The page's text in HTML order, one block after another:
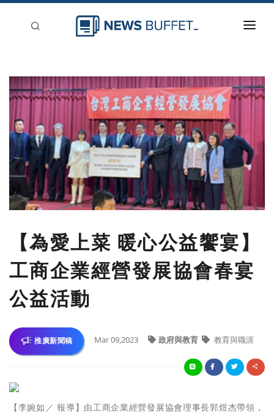
新聞稿分類
刊登
【為愛上菜 暖心公益饗宴】
工商企業經營發展協會春宴
公益活動
推廣新聞稿 Mar 09,2023 政府與教育 教育與職涯
【李婉如／ 報導】由工商企業經營發展協會理事長郭煜杰帶領，